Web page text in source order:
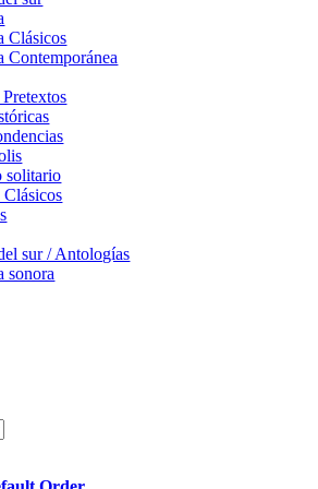
Clásicos
Contemporánea
solitario
sur / Antologías
sonora